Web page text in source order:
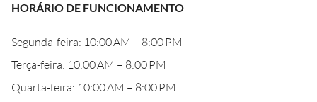
HORÁRIO DE FUNCIONAMENTO
Segunda-feira: 10:00 AM – 8:00 PM
Terça-feira: 10:00 AM – 8:00 PM
Quarta-feira: 10:00 AM – 8:00 PM